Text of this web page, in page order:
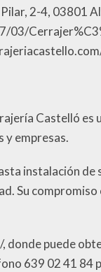
2-4, 03801
Castelló es
y empresas.
instalación
Su
puede
639 02 41